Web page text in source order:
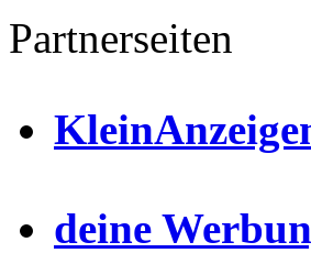
Partnerseiten
deine